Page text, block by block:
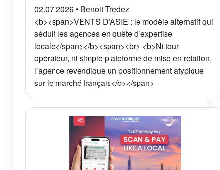
02.07.2026 • Benoit Tredez
<b><span>VENTS D’ASIE : le modèle alternatif qui
séduit les agences en quête d’expertise
locale</span></b><span><br> <b>Ni tour-
opérateur, ni simple plateforme de mise en relation,
l’agence revendique un positionnement atypique
sur le marché français</b></span>